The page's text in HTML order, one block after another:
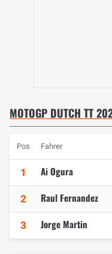
MOTOGP DUTCH TT
Pos Fahrer
1 Ai Ogura
2 Raul Fernandez
3 Jorge Martin